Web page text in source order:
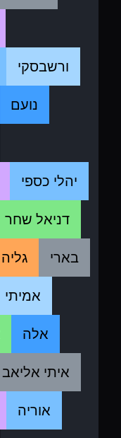
ורשבסקי
נועם
יהלי כספי
דניאל שחר
גליה
בארי
אמיתי
אלה
איתי אליאב
אוריה